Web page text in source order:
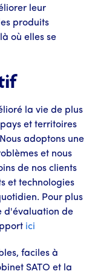
leur
produits
où elles se
la vie de plus
et territoires
adoptons une
et nous
de nos clients
et technologies
Pour plus
d'évaluation de
ici
faciles à
SATO et la